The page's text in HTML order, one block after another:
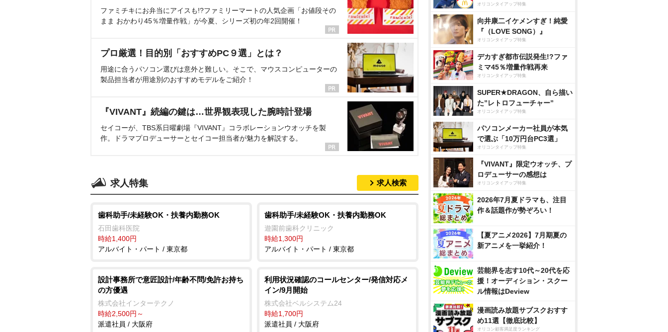
ファミチキにお弁当にアイスも!?ファミリーマートの人気企画「お値段その
まま おかわり45％増量作戦」が今夏、シリーズ初の年2回開催！
プロ厳選！目的別「おすすめPC９選」とは？
用途に合うパソコン選びは意外と難しい。そこで、マウスコンピューターの
製品担当者が用途別のおすすめモデルをご紹介！
『VIVANT』続編の鍵は…世界観表現した腕時計登場
セイコーが、TBS系日曜劇場『VIVANT』コラボレーションウオッチを製
作。ドラマプロデューサーとセイコー担当者が魅力を解説する。
求人特集 求人検索
歯科助手/未経験OK・扶養内勤務OK
石田歯科医院
時給1,400円
アルバイト・パート / 東京都
歯科助手/未経験OK・扶養内勤務OK
遊園前歯科クリニック
時給1,300円
アルバイト・パート / 東京都
設計事務所で意匠設計/年齢不問/免許お持ち
の方優遇
株式会社インターテクノ
時給2,500円～
派遣社員 / 大阪府
利用状況確認のコールセンター/発信対応メ
イン/9月開始
株式会社ベルシステム24
時給1,700円
派遣社員 / 大阪府
オリコンタイアップ特集
向井康二イケメンすぎ！純愛
『（LOVE SONG）』
オリコンタイアップ特集
デカすぎ都市伝説発生!?ファ
ミマ45％増量作戦再来
オリコンタイアップ特集
SUPER★DRAGON、自ら描い
た”レトロフューチャー”
オリコンタイアップ特集
パソコンメーカー社員が本気
で選ぶ「10万円台PC3選」
オリコンタイアップ特集
『VIVANT』限定ウオッチ、プ
ロデューサーの感想は
オリコンタイアップ特集
2026年7月夏ドラマも、注目
作＆話題作が勢ぞろい！
【夏アニメ2026】7月期夏の
新アニメを一挙紹介！
芸能界を志す10代～20代を応
援！オーディション・スクー
ル情報はDeview
漫画読み放題サブスクおすす
め11選【徹底比較】
オリコン顧客満足度ランキング